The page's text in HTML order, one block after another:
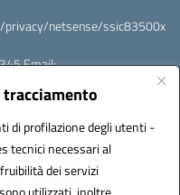
di profilazione degli utenti -
tecnici necessari al
dei servizi
privacy/netsense/ssic83500x
Email:
0900 0007 0215 378
Numero conto